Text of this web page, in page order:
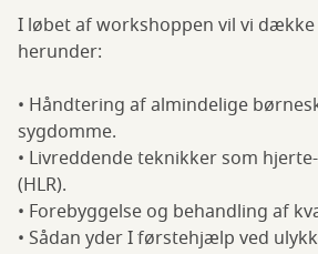
I løbet af workshoppen vil vi
herunder:
• Håndtering af almindelige
sygdomme.
• Livreddende teknikker som
(HLR).
• Forebyggelse og behandling af
• Sådan yder I førstehjælp ved